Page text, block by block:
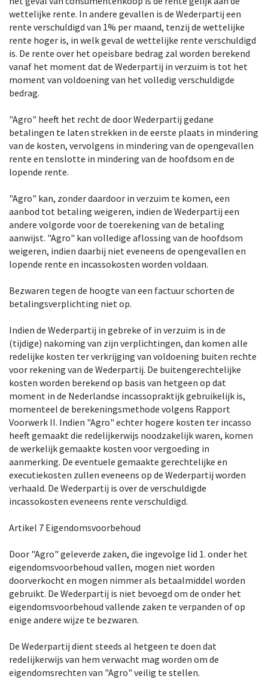
wettelijke rente. In andere gevallen is de Wederpartij een
rente verschuldigd van 1% per maand, tenzij de wettelijke
rente hoger is, in welk geval de wettelijke rente verschuldigd
is. De rente over het opeisbare bedrag zal worden berekend
vanaf het moment dat de Wederpartij in verzuim is tot het
moment van voldoening van het volledig verschuldigde
bedrag.
"Agro" heeft het recht de door Wederpartij gedane
betalingen te laten strekken in de eerste plaats in mindering
van de kosten, vervolgens in mindering van de opengevallen
rente en tenslotte in mindering van de hoofdsom en de
lopende rente.
"Agro" kan, zonder daardoor in verzuim te komen, een
aanbod tot betaling weigeren, indien de Wederpartij een
andere volgorde voor de toerekening van de betaling
aanwijst. "Agro" kan volledige aflossing van de hoofdsom
weigeren, indien daarbij niet eveneens de opengevallen en
lopende rente en incassokosten worden voldaan.
Bezwaren tegen de hoogte van een factuur schorten de
betalingsverplichting niet op.
Indien de Wederpartij in gebreke of in verzuim is in de
(tijdige) nakoming van zijn verplichtingen, dan komen alle
redelijke kosten ter verkrijging van voldoening buiten rechte
voor rekening van de Wederpartij. De buitengerechtelijke
kosten worden berekend op basis van hetgeen op dat
moment in de Nederlandse incassopraktijk gebruikelijk is,
momenteel de berekeningsmethode volgens Rapport
Voorwerk II. Indien "Agro" echter hogere kosten ter incasso
heeft gemaakt die redelijkerwijs noodzakelijk waren, komen
de werkelijk gemaakte kosten voor vergoeding in
aanmerking. De eventuele gemaakte gerechtelijke en
executiekosten zullen eveneens op de Wederpartij worden
verhaald. De Wederpartij is over de verschuldigde
incassokosten eveneens rente verschuldigd.
Artikel 7 Eigendomsvoorbehoud
Door "Agro" geleverde zaken, die ingevolge lid 1. onder het
eigendomsvoorbehoud vallen, mogen niet worden
doorverkocht en mogen nimmer als betaalmiddel worden
gebruikt. De Wederpartij is niet bevoegd om de onder het
eigendomsvoorbehoud vallende zaken te verpanden of op
enige andere wijze te bezwaren.
De Wederpartij dient steeds al hetgeen te doen dat
redelijkerwijs van hem verwacht mag worden om de
eigendomsrechten van "Agro" veilig te stellen.